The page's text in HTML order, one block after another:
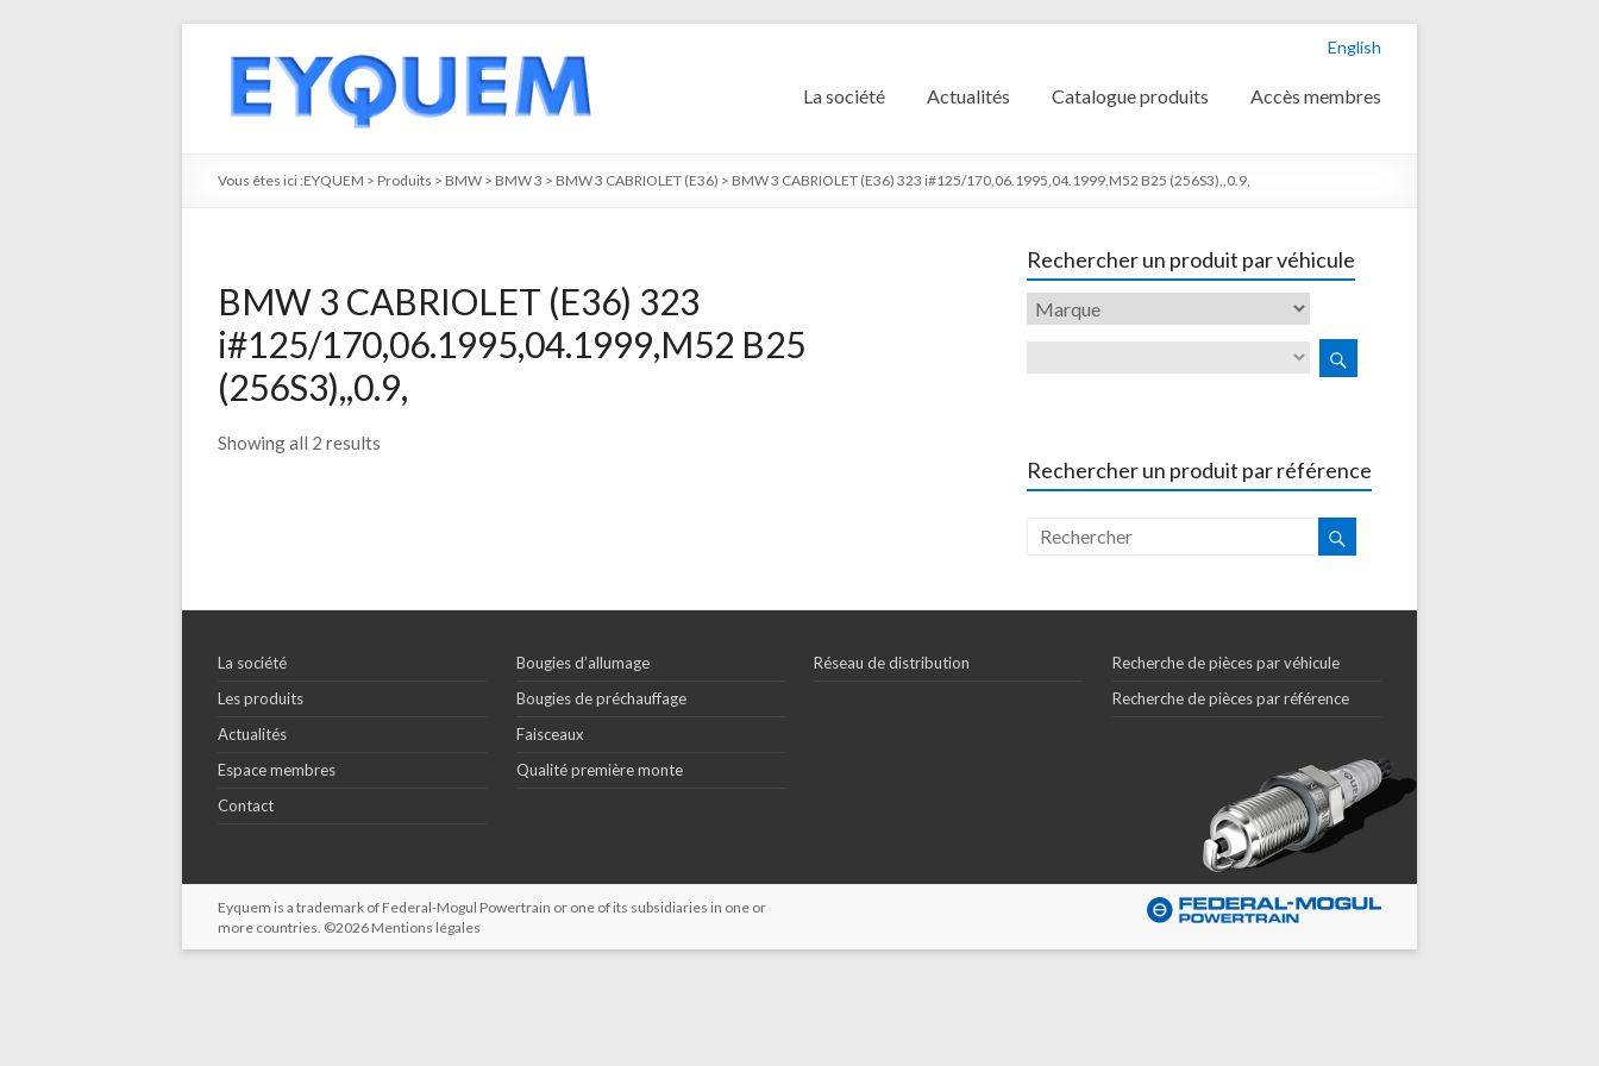
English
La société Actualités Catalogue produits Accès membres
Vous êtes ici :EYQUEM > Produits > BMW > BMW 3 > BMW 3 CABRIOLET (E36) > BMW 3 CABRIOLET (E36) 323 i#125/170,06.1995,04.1999,M52 B25 (256S3),,0.9,
BMW 3 CABRIOLET (E36) 323
i#125/170,06.1995,04.1999,M52 B25
(256S3),,0.9,
Showing all 2 results
Rechercher un produit par véhicule
Rechercher un produit par référence
La société
Les produits
Actualités
Espace membres
Contact
Bougies d’allumage
Bougies de préchauffage
Faisceaux
Qualité première monte
Réseau de distribution
Recherche de pièces par véhicule
Recherche de pièces par référence
Eyquem is a trademark of Federal-Mogul Powertrain or one of its subsidiaries in one or
more countries. ©2026 Mentions légales